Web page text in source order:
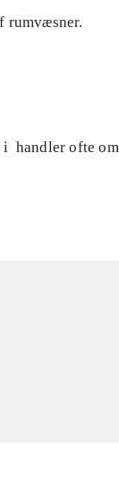
rumvæsner.
i handler ofte om